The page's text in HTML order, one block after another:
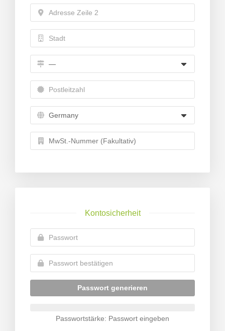
Kontosicherheit
Passwort generieren
Passwortstärke: Passwort eingeben